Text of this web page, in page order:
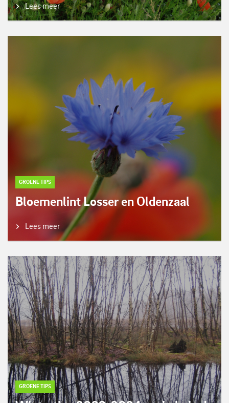
Lees meer
GROENE TIPS
Bloemenlint Losser en Oldenzaal
Lees meer
GROENE TIPS